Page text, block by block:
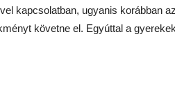
kapcsolatban, ugyanis korábban
követne el. Egyúttal a